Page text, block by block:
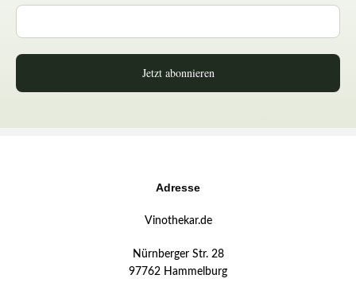
Jetzt abonnieren
Adresse
Vinothekar.de
Nürnberger Str. 28
97762 Hammelburg